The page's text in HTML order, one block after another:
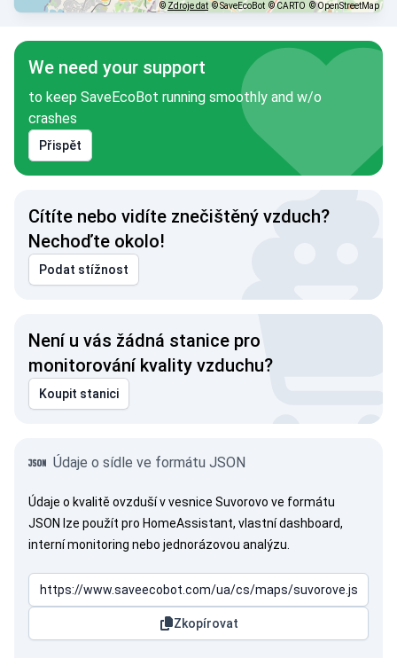
© Zdroje dat © SaveEcoBot © CARTO © OpenStreetMap
We need your support
to keep SaveEcoBot running smoothly and w/o
crashes
Přispět
Cítíte nebo vidíte znečištěný vzduch?
Nechoďte okolo!
Podat stížnost
Není u vás žádná stanice pro
monitorování kvality vzduchu?
Koupit stanici
Údaje o sídle ve formátu JSON
Údaje o kvalitě ovzduší v vesnice Suvorovo ve formátu
JSON lze použít pro HomeAssistant, vlastní dashboard,
interní monitoring nebo jednorázovou analýzu.
Zkopírovat